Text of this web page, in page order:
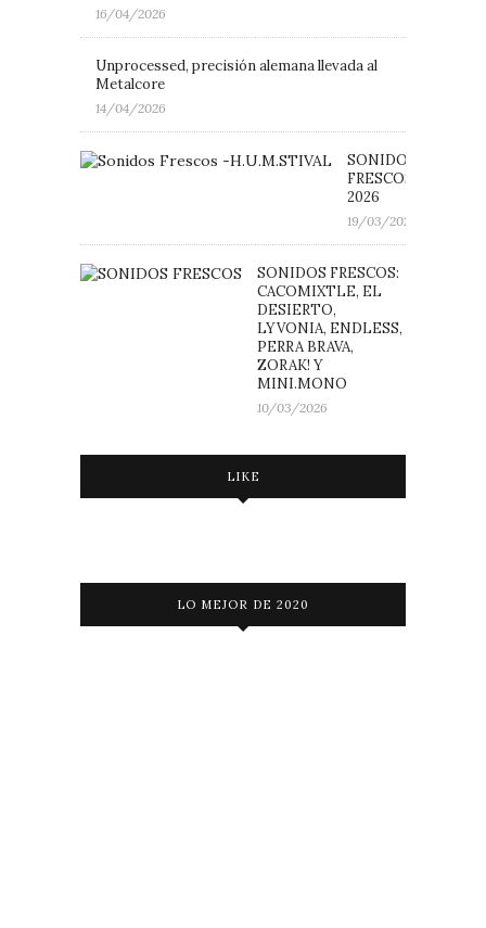
16/04/2026
Unprocessed, precisión alemana llevada al
Metalcore
14/04/2026
SONIDOS
FRESCOS:
2026
19/03/2026
SONIDOS FRESCOS:
CACOMIXTLE, EL
DESIERTO,
LYVONIA, ENDLESS,
PERRA BRAVA,
ZORAK! Y
MINI.MONO
10/03/2026
LIKE
LO MEJOR DE 2020